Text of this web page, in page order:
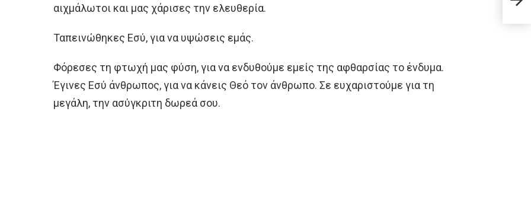
αιχμάλωτοι και μας χάρισες την ελευθερία.
Ταπεινώθηκες Εσύ, για να υψώσεις εμάς.
Φόρεσες τη φτωχή μας φύση, για να ενδυθούμε εμείς της αφθαρσίας το ένδυμα.
Έγινες Εσύ άνθρωπος, για να κάνεις Θεό τον άνθρωπο. Σε ευχαριστούμε για τη
μεγάλη, την ασύγκριτη δωρεά σου.
το